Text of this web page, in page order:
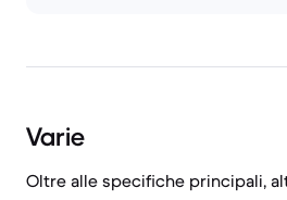
Varie
Oltre alle specifiche principali,